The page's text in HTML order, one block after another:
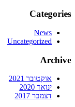
Categories
News
Uncategorized
Archive
אוקטובר 2021
ינואר 2020
דצמבר 2017